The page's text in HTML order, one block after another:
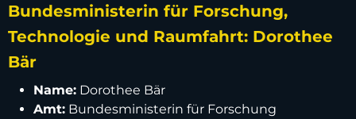
Bundesministerin für Forschung,
Technologie und Raumfahrt: Dorothee
Bär
Name: Dorothee Bär
Amt: Bundesministerin für Forschung